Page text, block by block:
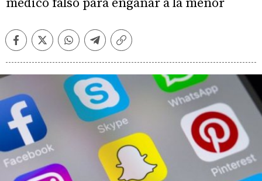
médico falso para engañar a la menor
FacebookTwitterWhatsappTelegramCopiar